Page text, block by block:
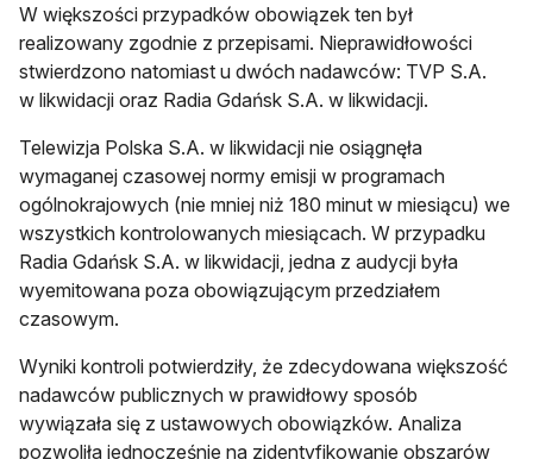
W większości przypadków obowiązek ten był
realizowany zgodnie z przepisami. Nieprawidłowości
stwierdzono natomiast u dwóch nadawców: TVP S.A.
w likwidacji oraz Radia Gdańsk S.A. w likwidacji.
Telewizja Polska S.A. w likwidacji nie osiągnęła
wymaganej czasowej normy emisji w programach
ogólnokrajowych (nie mniej niż 180 minut w miesiącu) we
wszystkich kontrolowanych miesiącach. W przypadku
Radia Gdańsk S.A. w likwidacji, jedna z audycji była
wyemitowana poza obowiązującym przedziałem
czasowym.
Wyniki kontroli potwierdziły, że zdecydowana większość
nadawców publicznych w prawidłowy sposób
wywiązała się z ustawowych obowiązków. Analiza
pozwoliła jednocześnie na zidentyfikowanie obszarów